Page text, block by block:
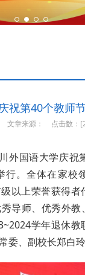
祝第40个教师
文章来源： 点击数：[
外国语大学庆祝
行。全体在家校
以上荣誉获得
导师、优秀外
学年退休
委、副校长郑白玲